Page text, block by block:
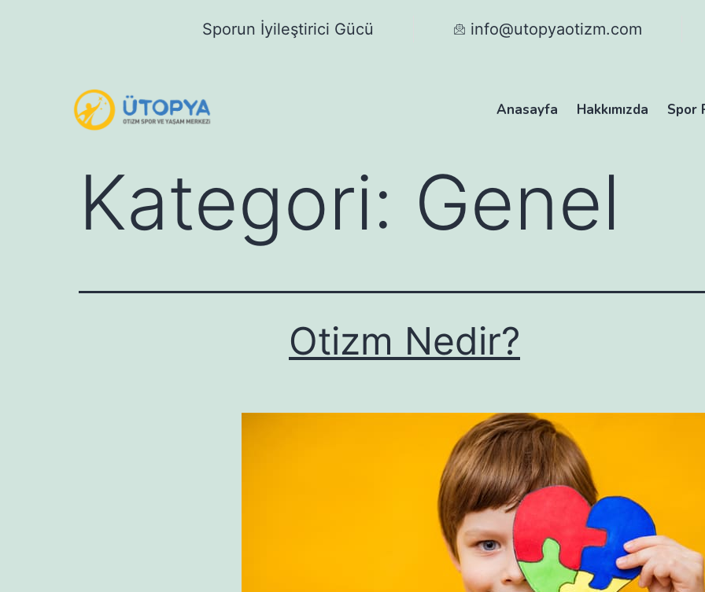
Sporun İyileştirici Gücü info@utopyaotizm.com
Anasayfa Hakkımızda Spor
Kategori: Genel
Otizm Nedir?